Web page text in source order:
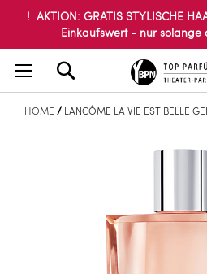
! AKTION: GRATIS STYLISCHE
Einkaufswert - nur solange
HOME LANCÔME LA VIE EST BELLE